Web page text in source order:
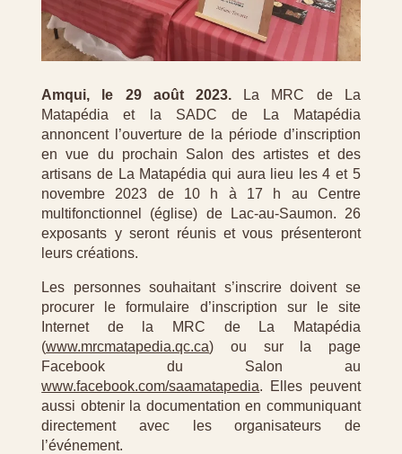
Amqui, le 29 août 2023. La MRC de La
Matapédia et la SADC de La Matapédia
annoncent l’ouverture de la période d’inscription
en vue du prochain Salon des artistes et des
artisans de La Matapédia qui aura lieu les 4 et 5
novembre 2023 de 10 h à 17 h au Centre
multifonctionnel (église) de Lac-au-Saumon. 26
exposants y seront réunis et vous présenteront
leurs créations.
Les personnes souhaitant s’inscrire doivent se
procurer le formulaire d’inscription sur le site
Internet de la MRC de La Matapédia
(www.mrcmatapedia.qc.ca) ou sur la page
Facebook du Salon au
www.facebook.com/saamatapedia. Elles peuvent
aussi obtenir la documentation en communiquant
directement avec les organisateurs de
l’événement.